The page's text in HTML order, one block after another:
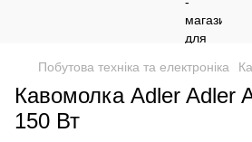
Побутова техніка та електроніка
Кавомолка Adler Adler
150 Вт